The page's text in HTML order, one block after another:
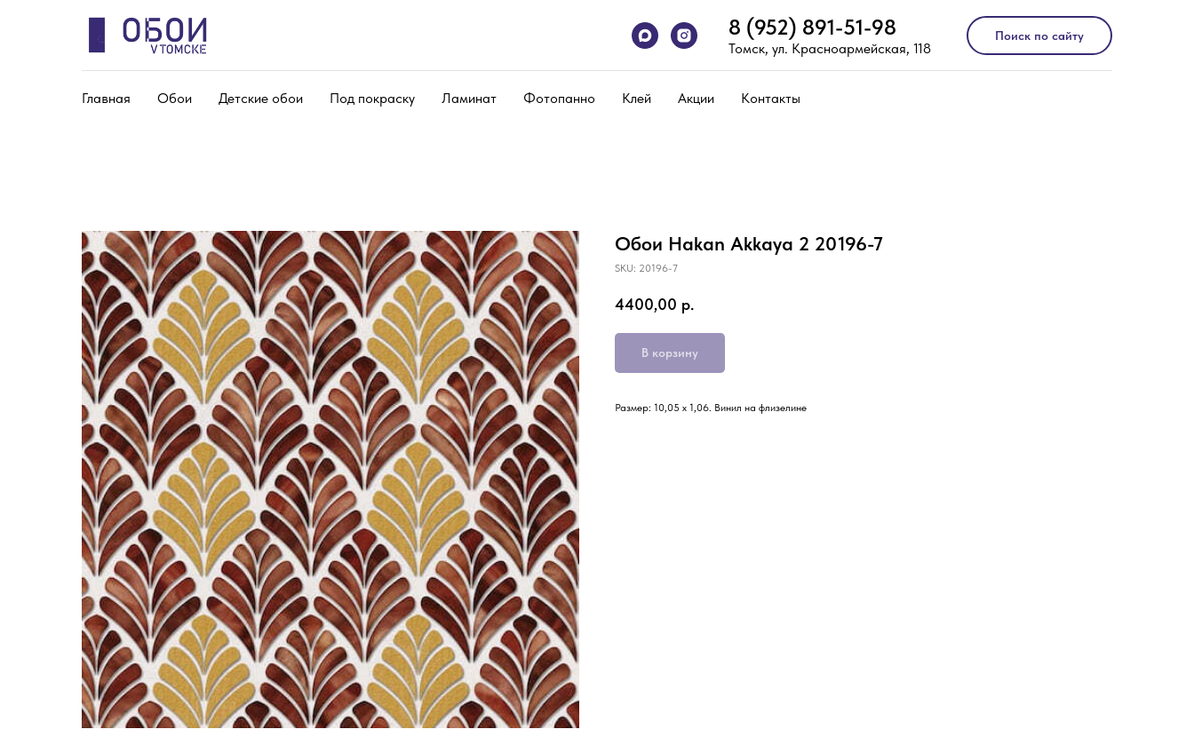
8 (952) 891-51-98
Томск, ул. Красноармейская, 118
Поиск по сайту
Главная Обои Детские обои Под покраску Ламинат Фотопанно Клей Акции Контакты
Обои Hakan Akkaya 2 20196-7
SKU: 20196-7
4400,00 р.
В корзину
Размер: 10,05 х 1,06. Винил на флизелине